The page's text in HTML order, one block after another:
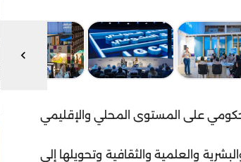
على المستوى المحلي والإقليمي
والعلمية والثقافية وتحويلها إلى